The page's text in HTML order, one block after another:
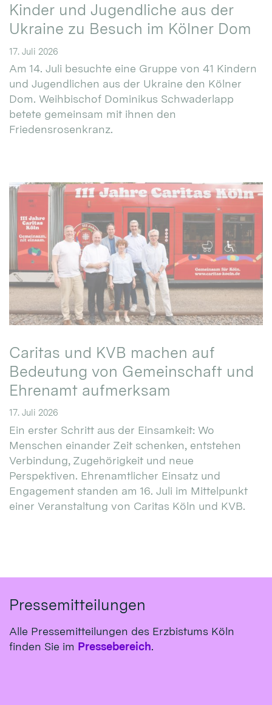
Kinder und Jugendliche aus der
Ukraine zu Besuch im Kölner Dom
17. Juli 2026
Am 14. Juli besuchte eine Gruppe von 41 Kindern
und Jugendlichen aus der Ukraine den Kölner
Dom. Weihbischof Dominikus Schwaderlapp
betete gemeinsam mit ihnen den
Friedensrosenkranz.
Caritas und KVB machen auf
Bedeutung von Gemeinschaft und
Ehrenamt aufmerksam
17. Juli 2026
Ein erster Schritt aus der Einsamkeit: Wo
Menschen einander Zeit schenken, entstehen
Verbindung, Zugehörigkeit und neue
Perspektiven. Ehrenamtlicher Einsatz und
Engagement standen am 16. Juli im Mittelpunkt
einer Veranstaltung von Caritas Köln und KVB.
Pressemitteilungen
Alle Pressemitteilungen des Erzbistums Köln
finden Sie im Pressebereich.